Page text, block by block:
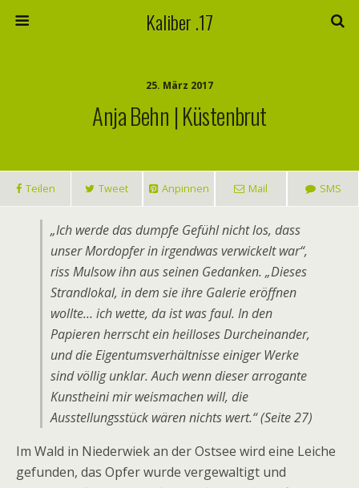
Kaliber .17
25. März 2017
Anja Behn | Küstenbrut
Teilen Tweet Anpinnen Mail SMS
„Ich werde das dumpfe Gefühl nicht los, dass
unser Mordopfer in irgendwas verwickelt war“,
riss Mulsow ihn aus seinen Gedanken. „Dieses
Strandlokal, in dem sie ihre Galerie eröffnen
wollte… ich wette, da ist was faul. In den
Papieren herrscht ein heilloses Durcheinander,
und die Eigentumsverhältnisse einiger Werke
sind völlig unklar. Auch wenn dieser arrogante
Kunstheini mir weismachen will, die
Ausstellungsstück wären nichts wert.“ (Seite 27)
Im Wald in Niederwiek an der Ostsee wird eine Leiche
gefunden, das Opfer wurde vergewaltigt und